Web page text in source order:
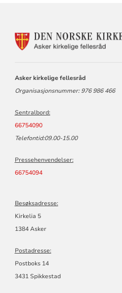
Asker kirkelige fellesråd
Organisasjonsnummer: 976 986 466
Sentralbord:
66754090
Telefontid:09.00-15.00
Pressehenvendelser:
66754094
Besøksadresse:
Kirkelia 5
1384 Asker
Postadresse:
Postboks 14
3431 Spikkestad